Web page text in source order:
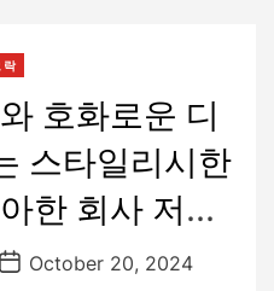
m
o
d
e
C
t
e
g
o
i
락
호화로운 디
스타일리시한
한 회사 저녁
October 20, 2024